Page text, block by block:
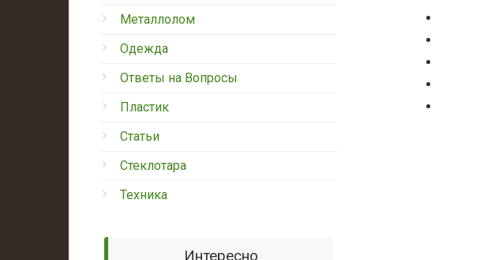
Металлолом
Одежда
Ответы на Вопросы
Пластик
Статьи
Стеклотара
Техника
Интересно